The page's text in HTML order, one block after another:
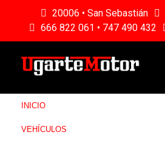
20006 • San Sebastián
666 822 061 • 747 490 432
INICIO
VEHÍCULOS